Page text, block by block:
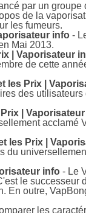
par un groupe
de la
les fumeurs.
info -
Mai 2013.
| Vaporisateur
de cette
les Prix |
des
|
acclamé
les Prix |
du
info - Le
le successeur
En outre,
les